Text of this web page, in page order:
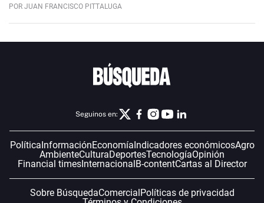
POR JUAN FRANCISCO PITTALUGA
Seguinos en:
PolíticaInformaciónEconomíaIndicadores económicosAgro
AmbienteCulturaDeportesTecnologíaOpinión
Financial timesInternacionalB-contentCartas al Director
Sobre BúsquedaComercialPolíticas de privacidad